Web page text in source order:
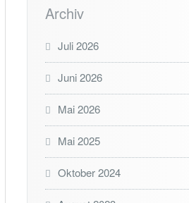
Archiv
Juli 2026
Juni 2026
Mai 2026
Mai 2025
Oktober 2024